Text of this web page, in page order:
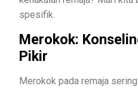
spesifik.
Merokok:
Pikir
Merokok pada remaja